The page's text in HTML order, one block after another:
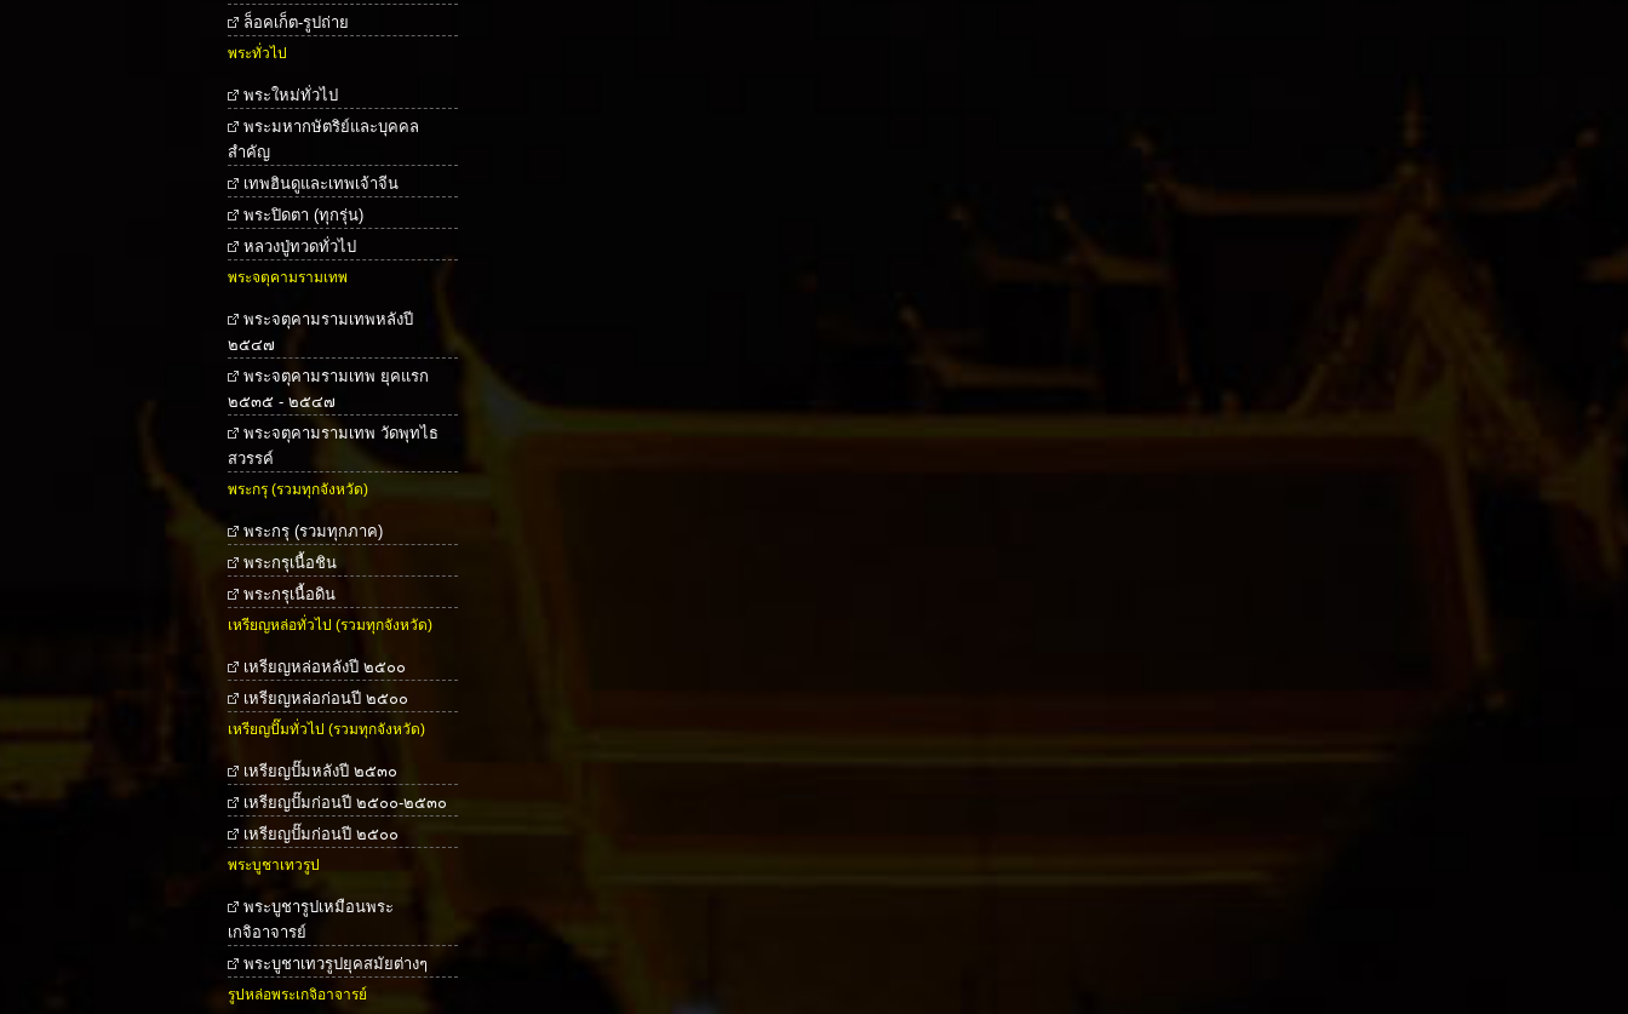
ล็อคเก็ต-รูปถ่าย
พระทั่วไป
พระใหม่ทั่วไป
พระมหากษัตริย์และบุคคล
สำคัญ
เทพฮินดูและเทพเจ้าจีน
พระปิดตา (ทุกรุ่น)
หลวงปู่ทวดทั่วไป
พระจตุคามรามเทพ
พระจตุคามรามเทพหลังปี
๒๕๔๗
พระจตุคามรามเทพ ยุคแรก
๒๕๓๕ - ๒๕๔๗
พระจตุคามรามเทพ วัดพุทไธ
สวรรค์
พระกรุ (รวมทุกจังหวัด)
พระกรุ (รวมทุกภาค)
พระกรุเนื้อชิน
พระกรุเนื้อดิน
เหรียญหล่อทั่วไป (รวมทุกจังหวัด)
เหรียญหล่อหลังปี ๒๕๐๐
เหรียญหล่อก่อนปี ๒๕๐๐
เหรียญปั๊มทั่วไป (รวมทุกจังหวัด)
เหรียญปั๊มหลังปี ๒๕๓๐
เหรียญปั๊มก่อนปี ๒๕๐๐-๒๕๓๐
เหรียญปั๊มก่อนปี ๒๕๐๐
พระบูชาเทวรูป
พระบูชารูปเหมือนพระ
เกจิอาจารย์
พระบูชาเทวรูปยุคสมัยต่างๆ
รูปหล่อพระเกจิอาจารย์